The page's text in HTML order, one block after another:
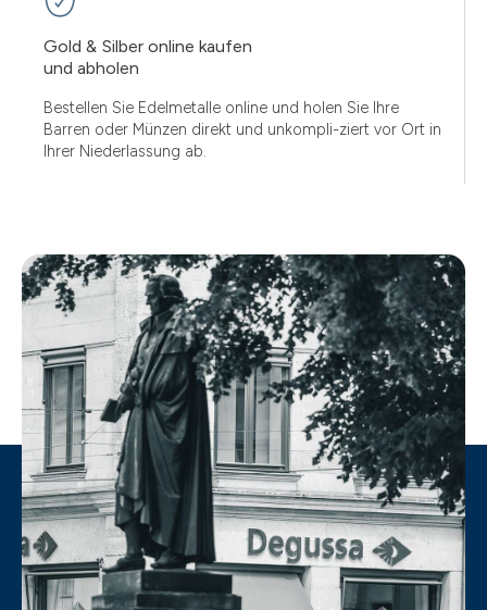
Gold & Silber online kaufen
und abholen
Bestellen Sie Edelmetalle online und holen Sie Ihre
Barren oder Münzen direkt und unkompli-ziert vor Ort in
Ihrer Niederlassung ab.